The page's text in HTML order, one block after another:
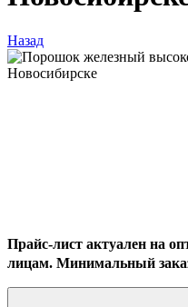
Назад
Прайс-лист актуален на
лицам. Минимальный